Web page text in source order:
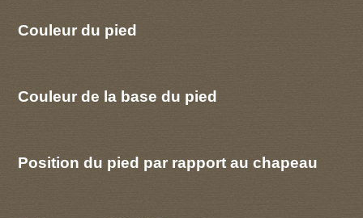
Couleur du pied
Couleur de la base du pied
Position du pied par rapport au chapeau